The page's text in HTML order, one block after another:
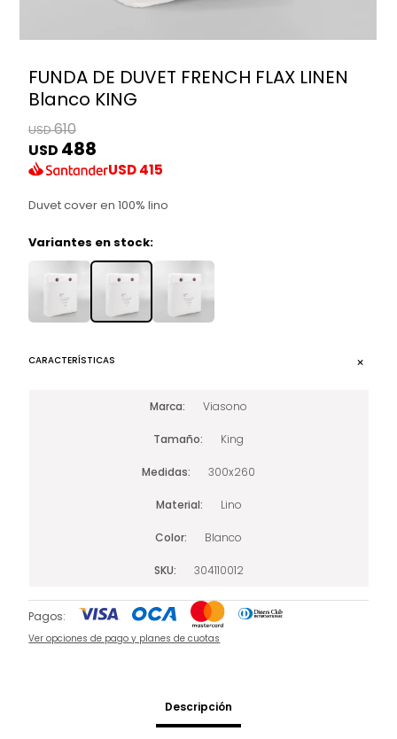
FUNDA DE DUVET FRENCH FLAX LINEN
Blanco KING
USD610
USD 488
USD415
Duvet cover en 100% lino
Variantes en stock:
CARACTERÍSTICAS
Marca Viasono
Tamaño King
Medidas 300x260
Material Lino
Color Blanco
SKU 304110012
Pagos:
Ver opciones de pago y planes de cuotas
Descripción